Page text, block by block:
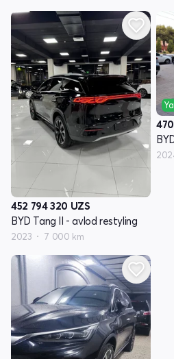
452 794 320 UZS
BYD Tang II - avlod restyling
2023 7 000 km